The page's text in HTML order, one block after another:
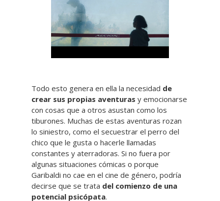
Todo esto genera en ella la necesidad de
crear sus propias aventuras y emocionarse
con cosas que a otros asustan como los
tiburones. Muchas de estas aventuras rozan
lo siniestro, como el secuestrar el perro del
chico que le gusta o hacerle llamadas
constantes y aterradoras. Si no fuera por
algunas situaciones cómicas o porque
Garibaldi no cae en el cine de género, podría
decirse que se trata del comienzo de una
potencial psicópata.